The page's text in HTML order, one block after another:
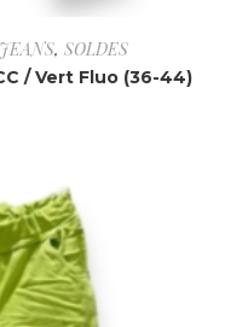
, SOLDES
/ Vert Fluo (36-44)